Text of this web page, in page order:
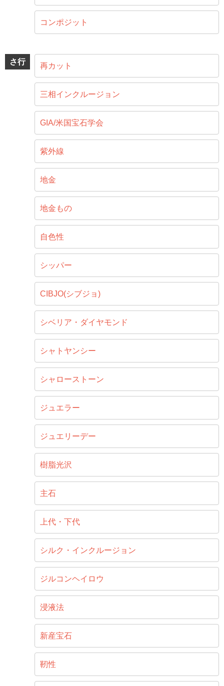
コンポジット
さ行 再カット
三相インクルージョン
GIA/米国宝石学会
紫外線
地金
地金もの
自色性
シッパー
CIBJO(シブジョ)
シベリア・ダイヤモンド
シャトヤンシー
シャローストーン
ジュエラー
ジュエリーデー
樹脂光沢
主石
上代・下代
シルク・インクルージョン
ジルコンヘイロウ
浸液法
新産宝石
靭性